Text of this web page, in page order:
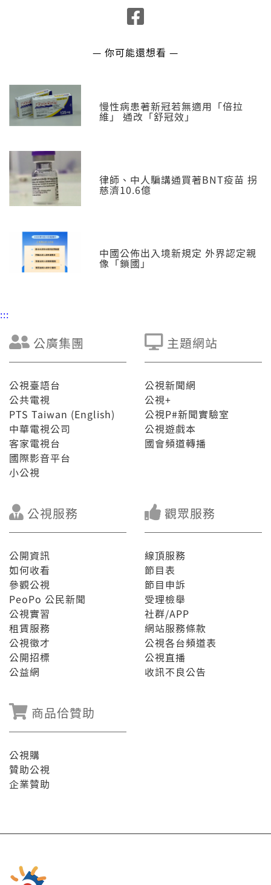
— 你可能還想看 —
慢性病患著新冠若無適用「倍拉
維」 通改「舒冠效」
律師、中人騙講通買著BNT疫苗 拐
慈濟10.6億
中國公佈出入境新規定 外界認定親
像「鎖國」
:::
公廣集團
公視臺語台
公共電視
PTS Taiwan (English)
中華電視公司
客家電視台
國際影音平台
小公視
主題網站
公視新聞網
公視+
公視P#新聞實驗室
公視遊戲本
國會頻道轉播
公視服務
公開資訊
如何收看
參觀公視
PeoPo 公民新聞
公視實習
租賃服務
公視徵才
公開招標
公益網
觀眾服務
線頂服務
節目表
節目申訴
受理檢舉
社群/APP
網站服務條款
公視各台頻道表
公視直播
收訊不良公告
商品佮贊助
公視購
贊助公視
企業贊助